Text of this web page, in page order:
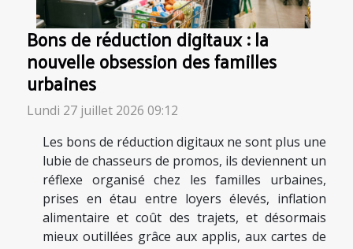
Bons de réduction digitaux : la
nouvelle obsession des familles
urbaines
Lundi 27 juillet 2026 09:12
Les bons de réduction digitaux ne sont plus une
lubie de chasseurs de promos, ils deviennent un
réflexe organisé chez les familles urbaines,
prises en étau entre loyers élevés, inflation
alimentaire et coût des trajets, et désormais
mieux outillées grâce aux applis, aux cartes de